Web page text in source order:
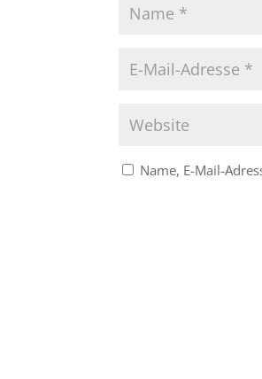
Name, E-Mail-